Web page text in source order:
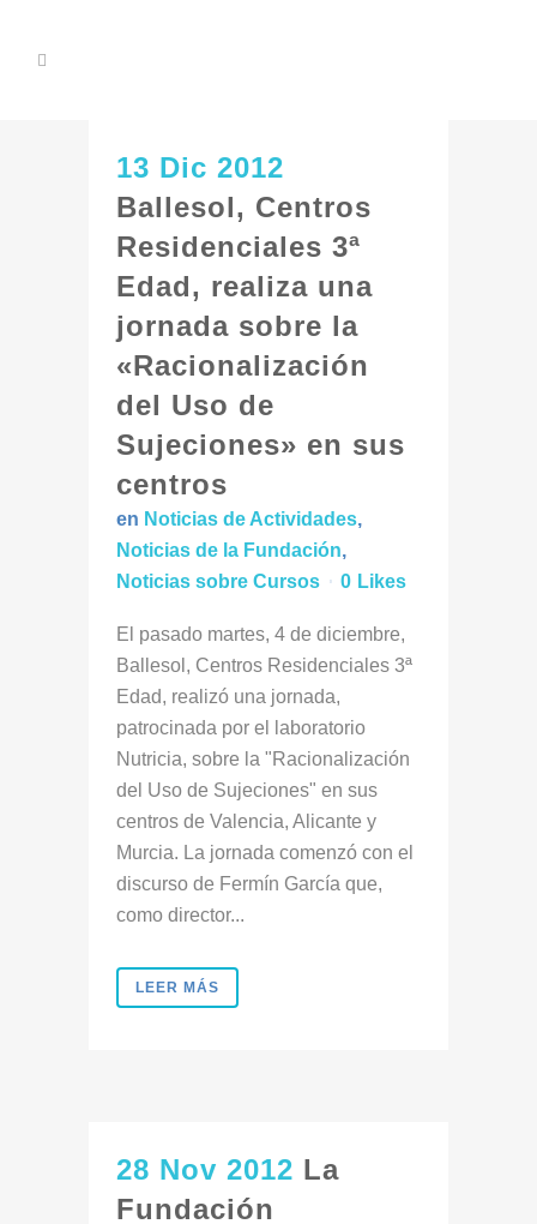
13 Dic 2012
Ballesol, Centros
Residenciales 3ª
Edad, realiza una
jornada sobre la
«Racionalización
del Uso de
Sujeciones» en sus
centros
en Noticias de Actividades,
Noticias de la Fundación,
Noticias sobre Cursos
0 Likes
El pasado martes, 4 de diciembre,
Ballesol, Centros Residenciales 3ª
Edad, realizó una jornada,
patrocinada por el laboratorio
Nutricia, sobre la "Racionalización
del Uso de Sujeciones" en sus
centros de Valencia, Alicante y
Murcia. La jornada comenzó con el
discurso de Fermín García que,
como director...
LEER MÁS
28 Nov 2012 La
Fundación